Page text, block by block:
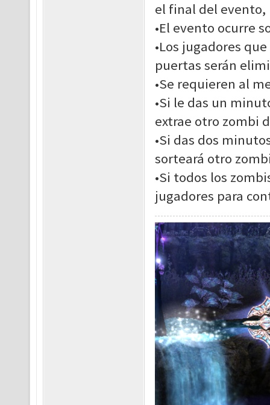
el final del evento,
•El evento ocurre
•Los jugadores
puertas serán
•Se requieren al
•Si le das un
extrae otro zombi
•Si das dos
sorteará otro
•Si todos los
jugadores para